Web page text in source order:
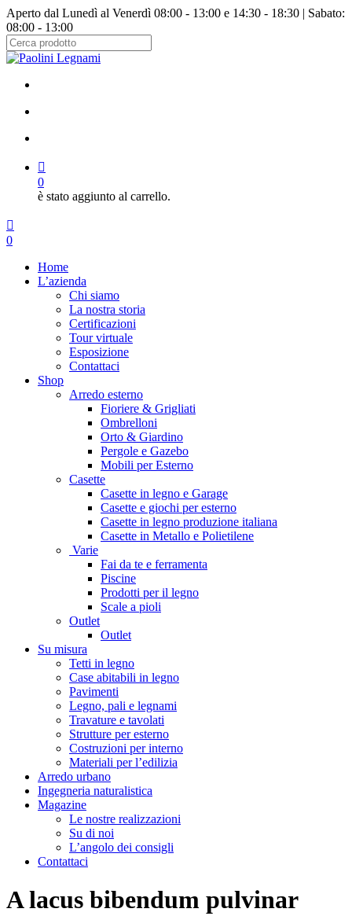
Salta
al
contenuto
principale
Aperto dal Lunedì al Venerdì 08:00 - 13:00 e 14:30 - 18:30 | Sabato:
08:00 - 13:00
Chiudi
0
è stato aggiunto al carrello.
Menu
cerca
account
0
Home
L’azienda
Chi siamo
La nostra storia
Certificazioni
Tour virtuale
Esposizione
Contattaci
Shop
Arredo esterno
Fioriere & Grigliati
Ombrelloni
Orto & Giardino
Pergole e Gazebo
Mobili per Esterno
Casette
Casette in legno e Garage
Casette e giochi per esterno
Casette in legno produzione italiana
Casette in Metallo e Polietilene
Varie
Fai da te e ferramenta
Piscine
Prodotti per il legno
Scale a pioli
Outlet
Outlet
Su misura
Tetti in legno
Case abitabili in legno
Pavimenti
Legno, pali e legnami
Travature e tavolati
Strutture per esterno
Costruzioni per interno
Materiali per l’edilizia
Arredo urbano
Ingegneria naturalistica
Magazine
Le nostre realizzazioni
Su di noi
L’angolo dei consigli
Contattaci
A lacus bibendum pulvinar